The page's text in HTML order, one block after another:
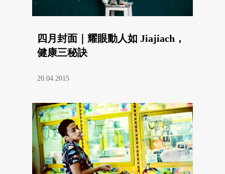
四月封面｜耀眼動人如 Jiajiach，
健康三秘訣
20.04.2015